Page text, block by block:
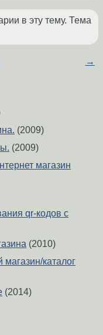
в эту тему. Тема
→
(2009)
(2009)
магазин
qr-кодов с
(2010)
каталог
(2014)